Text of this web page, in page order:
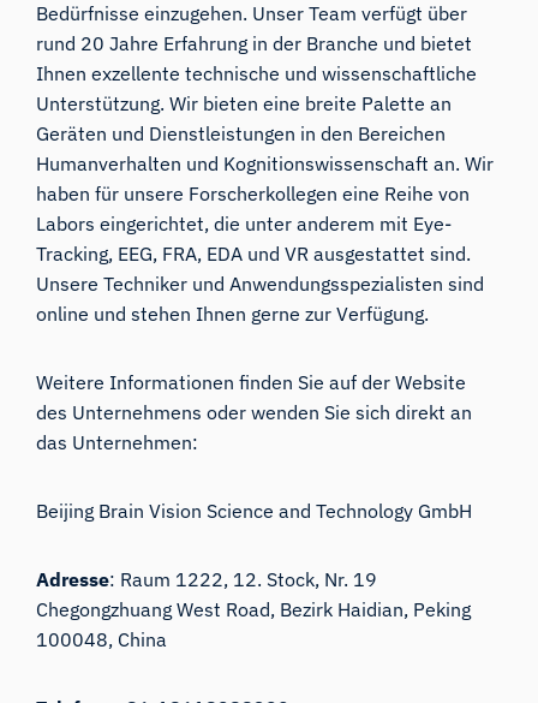
Bedürfnisse einzugehen. Unser Team verfügt über
rund 20 Jahre Erfahrung in der Branche und bietet
Ihnen exzellente technische und wissenschaftliche
Unterstützung. Wir bieten eine breite Palette an
Geräten und Dienstleistungen in den Bereichen
Humanverhalten und Kognitionswissenschaft an. Wir
haben für unsere Forscherkollegen eine Reihe von
Labors eingerichtet, die unter anderem mit Eye-
Tracking, EEG, FRA, EDA und VR ausgestattet sind.
Unsere Techniker und Anwendungsspezialisten sind
online und stehen Ihnen gerne zur Verfügung.
Weitere Informationen finden Sie auf der Website
des Unternehmens oder wenden Sie sich direkt an
das Unternehmen:
Beijing Brain Vision Science and Technology GmbH
Adresse: Raum 1222, 12. Stock, Nr. 19
Chegongzhuang West Road, Bezirk Haidian, Peking
100048, China